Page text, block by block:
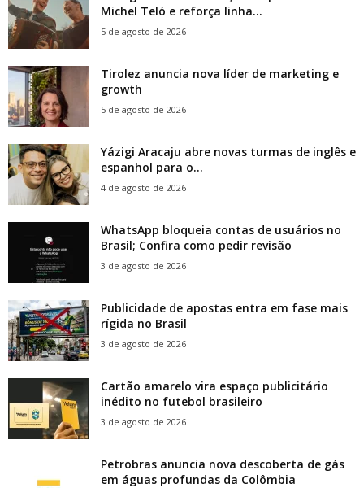
Michel Teló e reforça linha...
5 de agosto de 2026
Tirolez anuncia nova líder de marketing e
growth
5 de agosto de 2026
Yázigi Aracaju abre novas turmas de inglês e
espanhol para o...
4 de agosto de 2026
WhatsApp bloqueia contas de usuários no
Brasil; Confira como pedir revisão
3 de agosto de 2026
Publicidade de apostas entra em fase mais
rígida no Brasil
3 de agosto de 2026
Cartão amarelo vira espaço publicitário
inédito no futebol brasileiro
3 de agosto de 2026
Petrobras anuncia nova descoberta de gás
em águas profundas da Colômbia